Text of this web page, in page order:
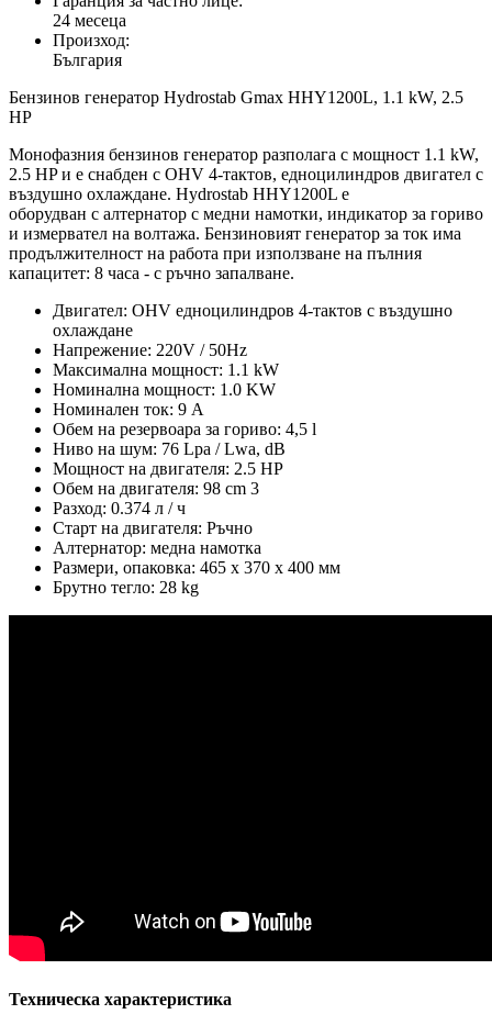
24 месеца
Произход:
България
Бензинов генератор Hydrostab Gmax HHY1200L, 1.1 kW, 2.5
HP
Монофазния бензинов генератор разполага с мощност 1.1 kW,
2.5 HP и е снабден с OHV 4-тактов, едноцилиндров двигател с
въздушно охлаждане. Hydrostab HHY1200L е
оборудван с алтернатор с медни намотки, индикатор за гориво
и измервател на волтажа. Бензиновият генератор за ток има
продължителност на работа при използване на пълния
капацитет: 8 часа - с ръчно запалване.
Двигател: OHV едноцилиндров 4-тактов с въздушно
охлаждане
Напрежение: 220V / 50Hz
Максимална мощност: 1.1 kW
Номинална мощност: 1.0 KW
Номинален ток: 9 A
Обем на резервоара за гориво: 4,5 l
Ниво на шум: 76 Lpa / Lwa, dB
Мощност на двигателя: 2.5 HP
Обем на двигателя: 98 cm 3
Разход: 0.374 л / ч
Старт на двигателя: Ръчно
Алтернатор: медна намотка
Размери, опаковка: 465 х 370 х 400 мм
Брутно тегло: 28 kg
Техническа характеристика